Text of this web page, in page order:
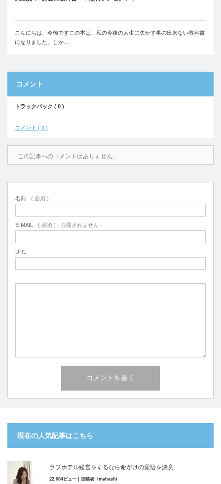
こんにちは、今橋ですこの本は、私の今後の人生に欠かす事の出来ない教科書
になりました。しか…
コメント
トラックバック ( 0 )
コメント ( 0 )
この記事へのコメントはありません。
名前 ( 必須 )
E-MAIL ( 必須 ) - 公開されません -
URL
現在の人気記事はこちら
ラブホテル経営をするなら命がけの覚悟を決意
22,084ビュー 投稿者: imahashi